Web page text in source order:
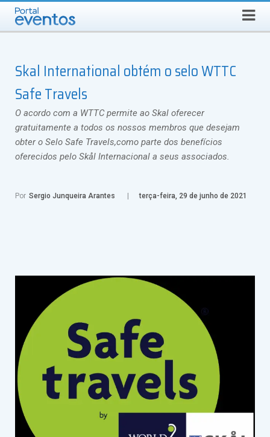
Select Language ▼
Skal International obtém o selo WTTC
Safe Travels
O acordo com a WTTC permite ao Skal oferecer
gratuitamente a todos os nossos membros que desejam
obter o Selo Safe Travels,como parte dos benefícios
oferecidos pelo Skål Internacional a seus associados.
Por Sergio Junqueira Arantes terça-feira, 29 de junho de 2021